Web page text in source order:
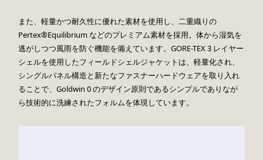
また、軽量かつ耐久性に優れた素材を使用し、二重織りの
Pertex®Equilibrium などのプレミアム素材を採用。体から湿気を
逃がしつつ風雨を防ぐ機能を備えています。GORE-TEX 3 レイヤー
シェルを使用したフィールドシェルジャケットは、軽量化され、
シングルパネル構造と新たなファスナーハードウェアを取り入れ
ることで、Goldwin 0 のデザイン原則であるシンプルでありなが
ら技術的に洗練されたフォルムを体現しています。